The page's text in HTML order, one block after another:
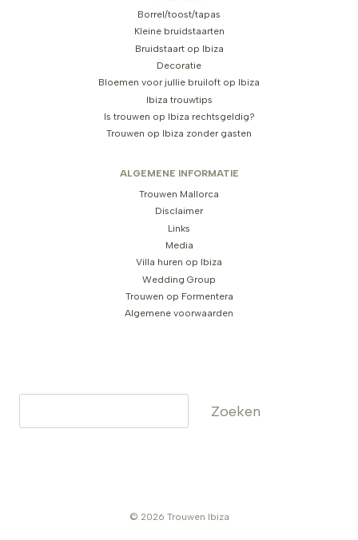
Borrel/toost/tapas
Kleine bruidstaarten
Bruidstaart op Ibiza
Decoratie
Bloemen voor jullie bruiloft op Ibiza
Ibiza trouwtips
Is trouwen op Ibiza rechtsgeldig?
Trouwen op Ibiza zonder gasten
ALGEMENE INFORMATIE
Trouwen Mallorca
Disclaimer
Links
Media
Villa huren op Ibiza
Wedding Group
Trouwen op Formentera
Algemene voorwaarden
Zoeken
© 2026 Trouwen Ibiza